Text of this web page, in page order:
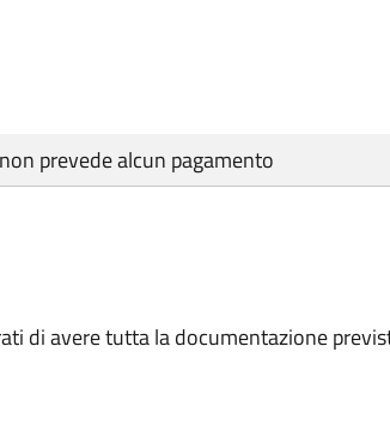
prevede alcun pagamento
di avere tutta la documentazione